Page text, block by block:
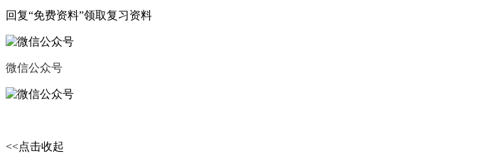
回复“免费资料”领取复习资料
微信公众号
<<点击收起